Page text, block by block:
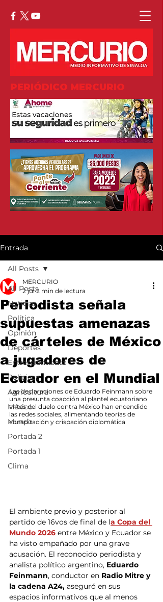
PERIÓDICO MERCURIO
Entrada
All Posts
Noticias
Política
Opinión
Deportes
Entretenimiento
Policiaca
Agricultura
México
Mundo
Portada 2
Portada 1
Clima
All Posts
Periodista señala
supuestas amenazas
de cárteles de México
a jugadores de
Ecuador en el Mundial
MERCURIO
2 jul 2 min de lectura
Las declaraciones de Eduardo Feinmann sobre
una presunta coacción al plantel ecuatoriano
antes del duelo contra México han encendido
las redes sociales, alimentando teorías de
conspiración y crispación diplomática
El ambiente previo y posterior al
partido de 16vos de final de la Copa del
Mundo 2026 entre México y Ecuador se
ha visto empañado por una grave
acusación. El reconocido periodista y
analista político argentino, Eduardo
Feinmann, conductor en Radio Mitre y
la cadena A24, aseguró en sus
espacios informativos que al menos